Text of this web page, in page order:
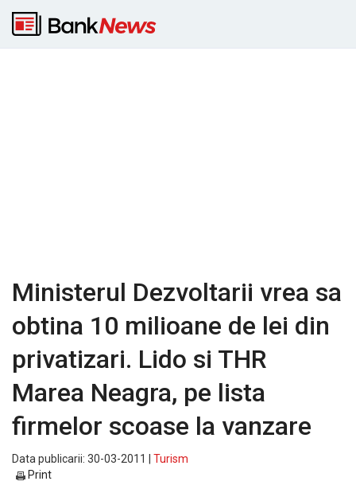
Ministerul Dezvoltarii vrea sa
obtina 10 milioane de lei din
privatizari. Lido si THR
Marea Neagra, pe lista
firmelor scoase la vanzare
Data publicarii: 30-03-2011 | Turism
Print